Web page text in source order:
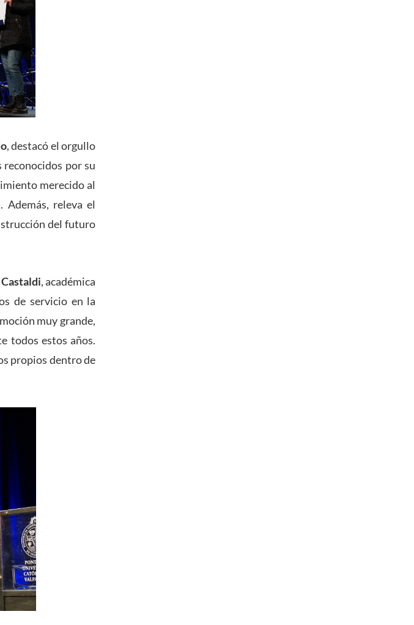
, destacó el orgullo
reconocidos por su
merecido al
Además, releva el
del futuro
, académica
de servicio en la
muy grande,
todos estos años.
propios dentro de